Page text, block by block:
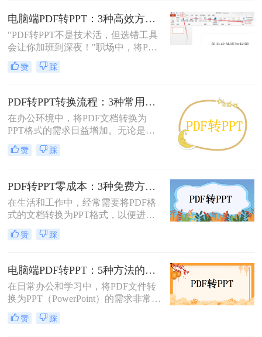
完成转换任务。
电脑端PDF转PPT：3种高效方法的操作步骤和格式保留设置！
"PDF转PPT不是技术活，但选错工具
会让你加班到深夜！"职场中，将PDF
报告一键转化为PPT演示文稿是高频
刚需。然而，90%的办公族曾陷入“转
工”的泥潭——这不是能力问题，而
是工具选择的致命陷阱。那么怎么在
电脑上把pdf转换成ppt呢？作为深耕
电脑办公软件测评8年的博主，我亲
测30+工具，今天聚焦精准高效的转
换方案，帮你避开99%的坑。拒绝低
赞 踩
PDF转PPT转换流程：3种常用方法的速度和精度对比！
在办公环境中，将PDF文档转换为
PPT格式的需求日益增加。无论是为
了更好地展示信息，还是为了便于编
辑内容，掌握几种有效的PDF转PPT
怎么转换呢？本文将介绍三种常用的
方法来实现这一转换。
赞 踩
PDF转PPT零成本：3种免费方案的实际效果和隐藏限制！
在生活和工作中，经常需要将PDF格
式的文档转换为PPT格式，以便进行
演示和讲解。然而，一些专业的PDF
转PPT软件可能需要付费购买。那么
介绍三种不需要花钱就能将PDF转换
成PPT的方法。
赞 踩
电脑端PDF转PPT：5种方法的安装配置和操作差异！
在日常办公和学习中，将PDF文件转
换为PPT（PowerPoint）的需求非常普
遍。无论是为了制作演示文稿、分享
资料还是教学用途，掌握高效的PDF
赞 踩